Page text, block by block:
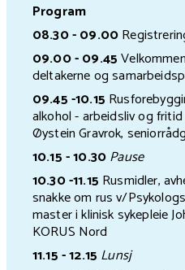
Program
08.30 - 09.00
09.00 - 09.45
deltakerne og
09.45 -10.15
alkohol - arbeidsliv og
Øystein Gravrok,
10.15 - 10.30Pause
10.30 -11.15 Rusmidler,
snakke om rusv/
master i klinisk sykepleie
KORUS Nord
11.15 - 12.15 Lunsj